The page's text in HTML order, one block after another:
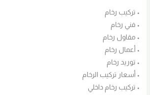
• تركيب رخام
• فني رخام
• مقاول رخام
• أعمال رخام
• توريد رخام
• أسعار تركيب الرخام
• تركيب رخام داخلي